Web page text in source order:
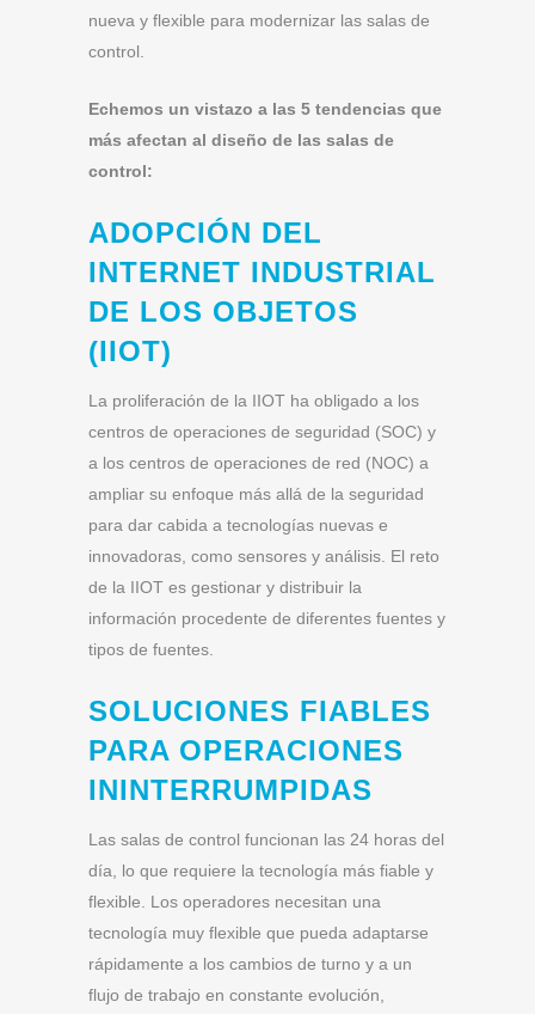
nueva y flexible para modernizar las salas de
control.
Echemos un vistazo a las 5 tendencias que
más afectan al diseño de las salas de
control:
ADOPCIÓN DEL
INTERNET INDUSTRIAL
DE LOS OBJETOS
(IIOT)
La proliferación de la IIOT ha obligado a los
centros de operaciones de seguridad (SOC) y
a los centros de operaciones de red (NOC) a
ampliar su enfoque más allá de la seguridad
para dar cabida a tecnologías nuevas e
innovadoras, como sensores y análisis. El reto
de la IIOT es gestionar y distribuir la
información procedente de diferentes fuentes y
tipos de fuentes.
SOLUCIONES FIABLES
PARA OPERACIONES
ININTERRUMPIDAS
Las salas de control funcionan las 24 horas del
día, lo que requiere la tecnología más fiable y
flexible. Los operadores necesitan una
tecnología muy flexible que pueda adaptarse
rápidamente a los cambios de turno y a un
flujo de trabajo en constante evolución,